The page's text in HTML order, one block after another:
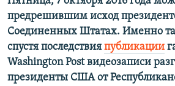
Все сайты RFE/RL
предрешившим исход
Соединенных Штатах. Именно
спустя последствия публикации
Washington Post видеозаписи
президенты США от